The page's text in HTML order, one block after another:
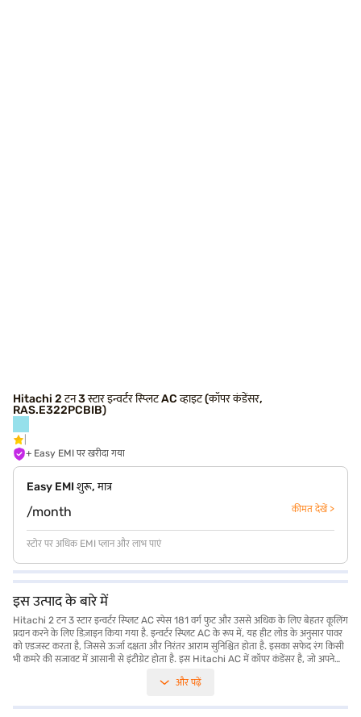
Hitachi 2 टन 3 स्टार इन्वर्टर स्प्लिट AC व्हाइट (कॉपर कंडेंसर,
RAS.E322PCBIB)
+ Easy EMI पर खरीदा गया
Easy EMI शुरू, मात्र
/month कीमत देखें >
स्टोर पर अधिक EMI प्लान और लाभ पाएं
इस उत्पाद के बारे में
Hitachi 2 टन 3 स्टार इन्वर्टर स्प्लिट AC स्पेस 181 वर्ग फुट और उससे अधिक के लिए बेहतर कूलिंग
प्रदान करने के लिए डिज़ाइन किया गया है. इन्वर्टर स्प्लिट AC के रूप में, यह हीट लोड के अनुसार पावर
को एडजस्ट करता है, जिससे ऊर्जा दक्षता और निरंतर आराम सुनिश्चित होता है. इसका सफेद रंग किसी
भी कमरे की सजावट में आसानी से इंटीग्रेट होता है. इस Hitachi AC में कॉपर कंडेंसर है, जो अपने
और कुशल परफॉर्मेंस में योगदान देता है. 3-स्टार एनर्जी रेटिंग के साथ, यह एयर कंडीशनर परफॉर्मेंस
Hitachi 2 टन 3 स्टार इन्वर्टर स्प्लिट AC उन लोगों के लिए आदर्श है जो बड़े कमरों के लिए विश्वसनीय
और पढ़ें